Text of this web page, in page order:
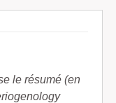
le résumé (en